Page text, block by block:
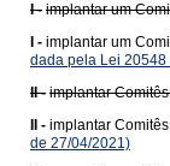
I - implantar um
I - implantar um
dada pela Lei
II - implantar
II - implantar
de 27/04/2021)